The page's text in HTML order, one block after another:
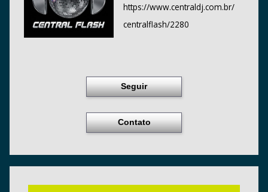
https://www.centraldj.com.br/
centralflash/2280
Seguir
Contato